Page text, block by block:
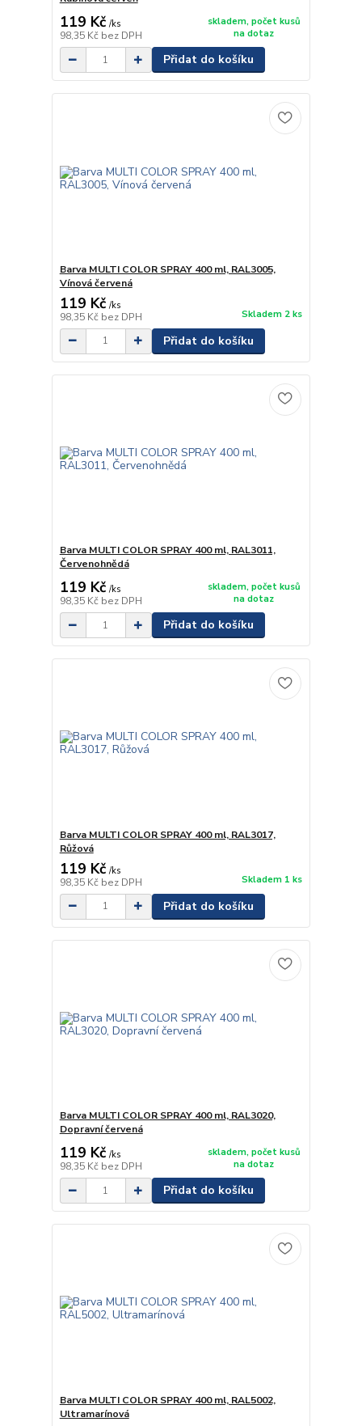
119 Kč /ks
98,35 Kč bez DPH
skladem, počet kusů
na dotaz
Přidat do košíku
Barva MULTI COLOR SPRAY 400 ml, RAL3005,
Vínová červená
119 Kč /ks
98,35 Kč bez DPH Skladem 2 ks
Přidat do košíku
Barva MULTI COLOR SPRAY 400 ml, RAL3011,
Červenohnědá
119 Kč /ks
98,35 Kč bez DPH
skladem, počet kusů
na dotaz
Přidat do košíku
Barva MULTI COLOR SPRAY 400 ml, RAL3017,
Růžová
119 Kč /ks
98,35 Kč bez DPH Skladem 1 ks
Přidat do košíku
Barva MULTI COLOR SPRAY 400 ml, RAL3020,
Dopravní červená
119 Kč /ks
98,35 Kč bez DPH
skladem, počet kusů
na dotaz
Přidat do košíku
Barva MULTI COLOR SPRAY 400 ml, RAL5002,
Ultramarínová